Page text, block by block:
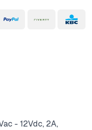
- 12Vdc, 2A,